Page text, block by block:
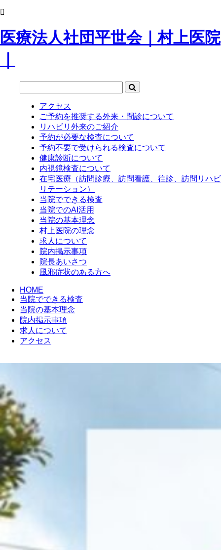
医療法人社団平世会｜村上医院
アクセス
ご予約を推奨する外来・問診について
リハビリ外来のご紹介
予約が必要な検査について
予約不要で受けられる検査について
健康診断について
内視鏡検査について
在宅医療（訪問診療、訪問看護、往診、訪問リハビ
リテーション）
当院でできる検査
当院でのAI活用
当院の基本理念
村上医院の理念
求人について
院内掲示事項
院長あいさつ
風邪症状のある方へ
HOME
当院でできる検査
当院の基本理念
院内掲示事項
求人について
アクセス